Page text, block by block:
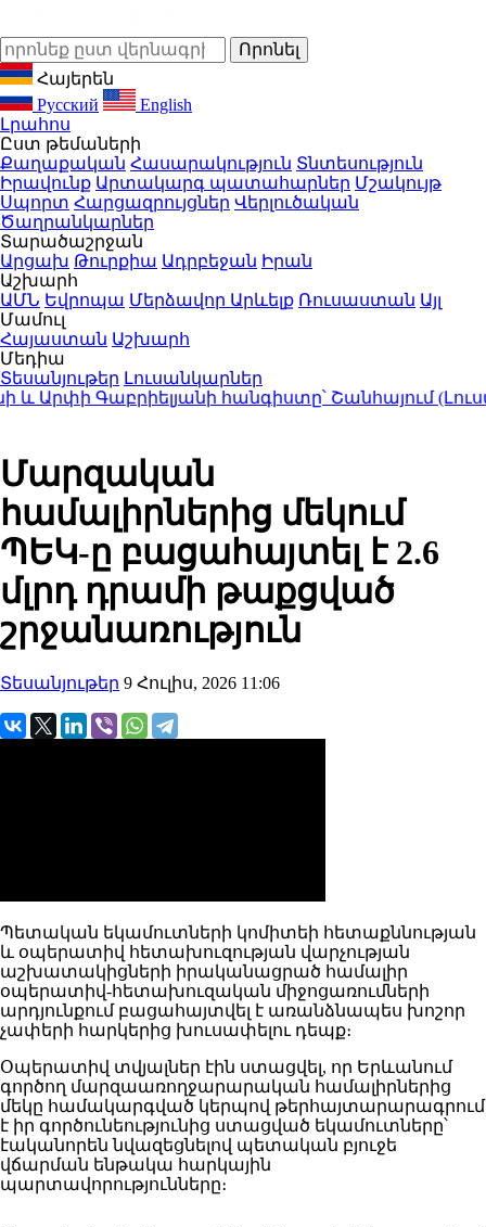
Հայերեն
Русский
English
Լրահոս
Ըստ թեմաների
Քաղաքական Հասարակություն Տնտեսություն
Իրավունք Արտակարգ պատահարներ Մշակույթ
Սպորտ Հարցազրույցներ Վերլուծական
Ծաղրանկարներ
Տարածաշրջան
Արցախ Թուրքիա Ադրբեջան Իրան
Աշխարհ
ԱՄՆ Եվրոպա Մերձավոր Արևելք Ռուսաստան Այլ
Մամուլ
Հայաստան Աշխարհ
Մեդիա
Տեսանյութեր Լուսանկարներ
Գաբրիելյանի հանգիստը՝ Շանհայում
Մարզական
համալիրներից մեկում
ՊԵԿ-ը բացահայտել է 2.6
մլրդ դրամի թաքցված
շրջանառություն
Տեսանյութեր 9 Հուլիս, 2026 11:06
Պետական եկամուտների կոմիտեի հետաքննության
և օպերատիվ հետախուզության վարչության
աշխատակիցների իրականացրած համալիր
օպերատիվ-հետախուզական միջոցառումների
արդյունքում բացահայտվել է առանձնապես խոշոր
չափերի հարկերից խուսափելու դեպք։
Օպերատիվ տվյալներ էին ստացվել, որ Երևանում
գործող մարզաառողջարարական համալիրներից
մեկը համակարգված կերպով թերհայտարարագրում
է իր գործունեությունից ստացված եկամուտները՝
էականորեն նվազեցնելով պետական բյուջե
վճարման ենթակա հարկային
պարտավորությունները։